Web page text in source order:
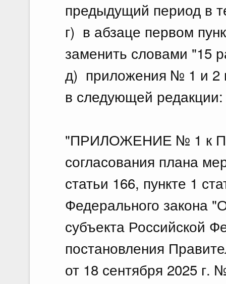
предыдущий период в
г) в абзаце первом
заменить словами "15
д) приложения № 1 и 2
в следующей редакции:
"ПРИЛОЖЕНИЕ № 1 к
согласования плана
статьи 166, пункте 1
Федерального закона
субъекта Российской
постановления
от 18 сентября 2025 г.